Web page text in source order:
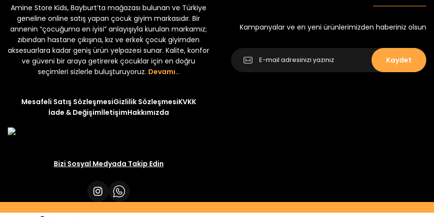
Yeni₺ 250 Yeni
₺ 320 ₺ 250
Amine Store Kids, Bayburt’ta mağazası bulunan ve Türkiye
geneline online satış yapan çocuk giyim markasıdır. Bir
annenin “çocuğuma en iyisi” anlayışıyla kurulan markamız;
zıbından hastane çıkışına, kız ve erkek çocuk giyimden
aksesuarlara kadar geniş ürün yelpazesi sunar. Kalite, konfor
ve güveni bir araya getirerek çocuklar için en doğru
seçimleri sizlerle buluşturuyoruz. Devamı..
Mesafeli Satış SözleşmesiGizlilik SözleşmesiKVKK
İade & DeğişimİletişimHakkımızda
Bizi Sosyal Medyada Takip Edin
Kampanyalar ve en yeni ürünlerimizden haberiniz olsun
Kaydet